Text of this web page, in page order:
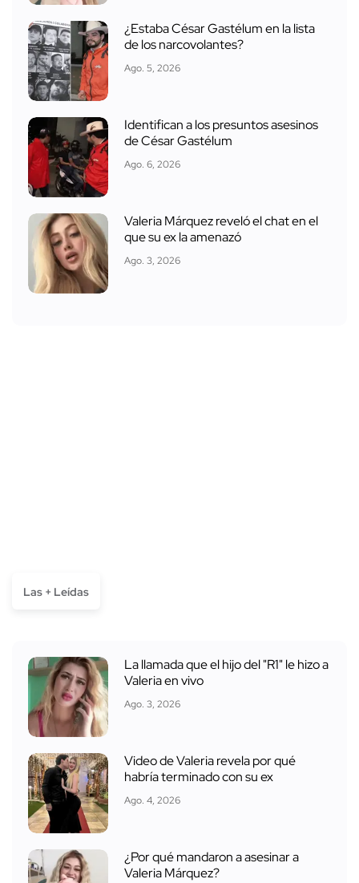
¿Estaba César Gastélum en la lista
de los narcovolantes?
Ago. 5, 2026
Identifican a los presuntos asesinos
de César Gastélum
Ago. 6, 2026
Valeria Márquez reveló el chat en el
que su ex la amenazó
Ago. 3, 2026
Las + Leídas
La llamada que el hijo del "R1" le hizo a
Valeria en vivo
Ago. 3, 2026
Video de Valeria revela por qué
habría terminado con su ex
Ago. 4, 2026
¿Por qué mandaron a asesinar a
Valeria Márquez?